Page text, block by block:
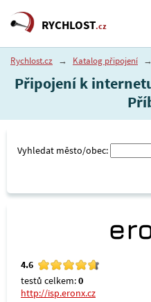
RYCHLOST.cz
Rychlost.cz → Katalog připojení →
Připojení k
Vyhledat město/obec:
4.6
testů celkem:0
http://isp.eronx.cz